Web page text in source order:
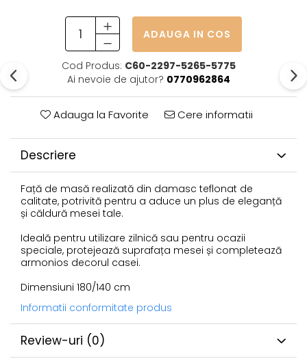
ADAUGA IN COS
Cod Produs: C60-2297-5265-5775
Ai nevoie de ajutor? 0770962864
Adauga la Favorite Cere informatii
Descriere
Față de masă realizată din damasc teflonat de
calitate, potrivită pentru a aduce un plus de eleganță
și căldură mesei tale.
Ideală pentru utilizare zilnică sau pentru ocazii
speciale, protejează suprafața mesei și completează
armonios decorul casei.
Dimensiuni 180/140 cm
Informatii conformitate produs
Review-uri (0)